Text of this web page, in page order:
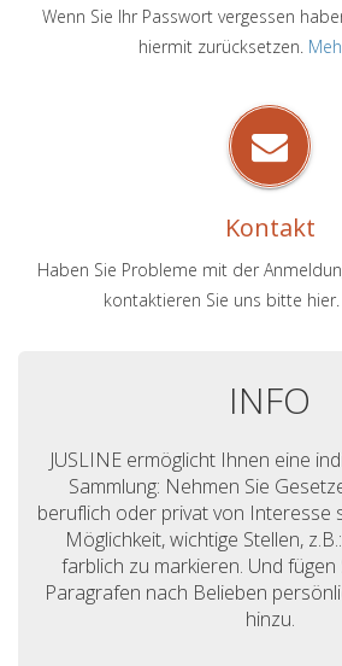
Wenn Sie Ihr Passwort vergessen
hiermit zurücksetzen.
Kontakt
Haben Sie Probleme mit der
kontaktieren Sie uns bitte hier.
INFO
JUSLINE ermöglicht Ihnen eine
Sammlung: Nehmen Sie
beruflich oder privat von Interesse
Möglichkeit, wichtige Stellen,
farblich zu markieren. Und fügen
Paragrafen nach Belieben
hinzu.